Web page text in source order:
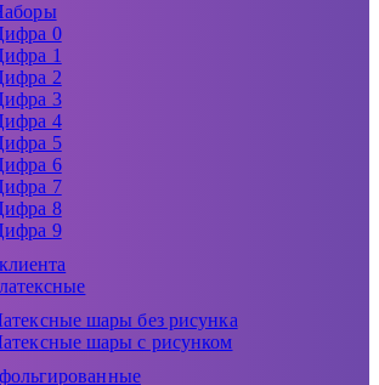
0
1
2
3
4
5
6
7
8
9
шары без рисунка
шары с рисунком